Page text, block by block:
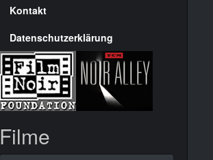
Kontakt
Datenschutzerklärung
Filme